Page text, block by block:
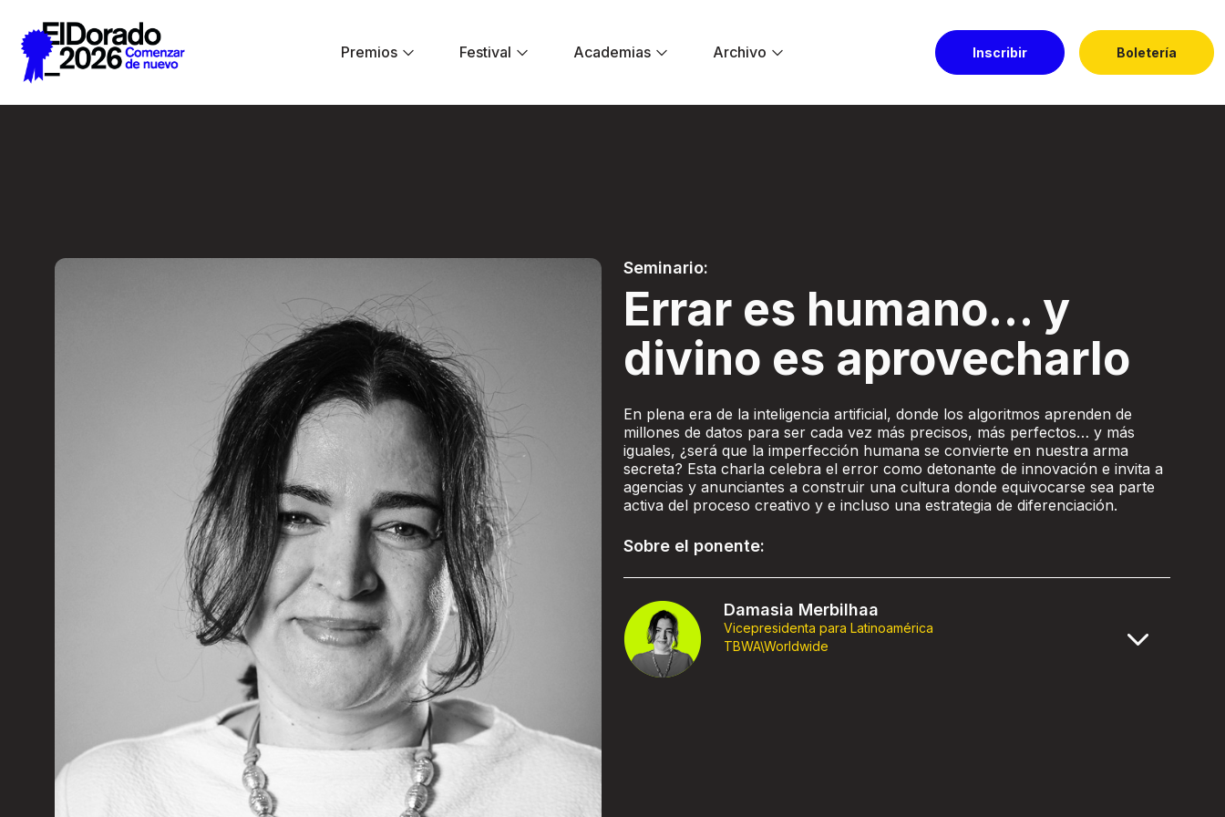
Premios
Festival Academias Archivo Inscribir Boletería
Seminario:
Errar es humano… y
divino es aprovecharlo
En plena era de la inteligencia artificial, donde los algoritmos aprenden de
millones de datos para ser cada vez más precisos, más perfectos… y más
iguales, ¿será que la imperfección humana se convierte en nuestra arma
secreta? Esta charla celebra el error como detonante de innovación e invita a
agencias y anunciantes a construir una cultura donde equivocarse sea parte
activa del proceso creativo y e incluso una estrategia de diferenciación.
Sobre el ponente:
Damasia Merbilhaa
Vicepresidenta para Latinoamérica
TBWA\Worldwide